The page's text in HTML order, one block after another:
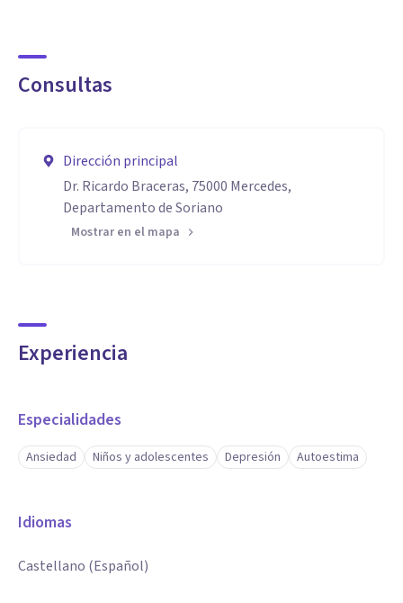
Consultas
Dirección principal
Dr. Ricardo Braceras, 75000 Mercedes,
Departamento de Soriano
Mostrar en el mapa
Experiencia
Especialidades
Ansiedad Niños y adolescentes Depresión Autoestima
Idiomas
Castellano (Español)